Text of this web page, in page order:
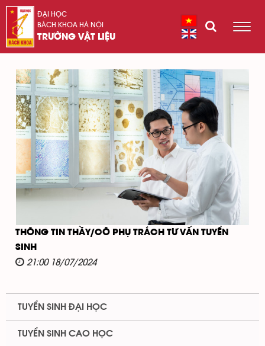
ĐẠI HỌC
BÁCH KHOA HÀ NỘI
TRƯỜNG VẬT LIỆU
THÔNG TIN THẦY/CÔ PHỤ TRÁCH TƯ VẤN TUYỂN
SINH
21:00 18/07/2024
TUYỂN SINH ĐẠI HỌC
TUYỂN SINH CAO HỌC